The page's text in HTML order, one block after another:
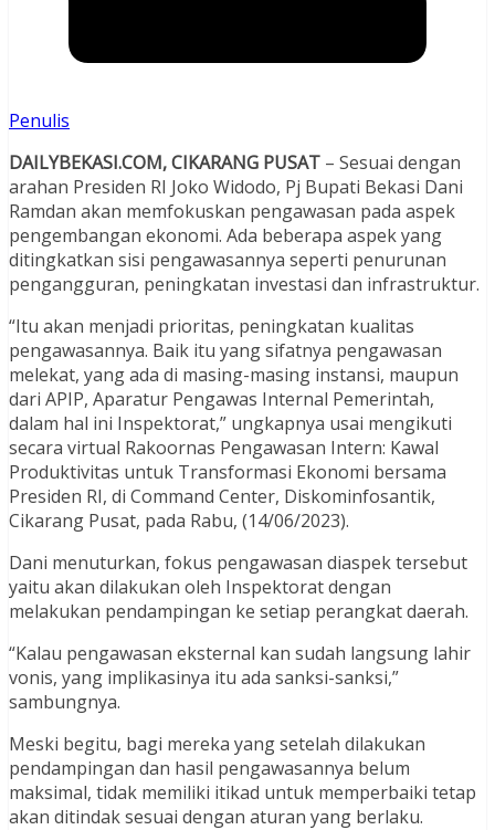
Penulis
DAILYBEKASI.COM, CIKARANG PUSAT – Sesuai dengan
arahan Presiden RI Joko Widodo, Pj Bupati Bekasi Dani
Ramdan akan memfokuskan pengawasan pada aspek
pengembangan ekonomi. Ada beberapa aspek yang
ditingkatkan sisi pengawasannya seperti penurunan
pengangguran, peningkatan investasi dan infrastruktur.
“Itu akan menjadi prioritas, peningkatan kualitas
pengawasannya. Baik itu yang sifatnya pengawasan
melekat, yang ada di masing-masing instansi, maupun
dari APIP, Aparatur Pengawas Internal Pemerintah,
dalam hal ini Inspektorat,” ungkapnya usai mengikuti
secara virtual Rakoornas Pengawasan Intern: Kawal
Produktivitas untuk Transformasi Ekonomi bersama
Presiden RI, di Command Center, Diskominfosantik,
Cikarang Pusat, pada Rabu, (14/06/2023).
Dani menuturkan, fokus pengawasan diaspek tersebut
yaitu akan dilakukan oleh Inspektorat dengan
melakukan pendampingan ke setiap perangkat daerah.
“Kalau pengawasan eksternal kan sudah langsung lahir
vonis, yang implikasinya itu ada sanksi-sanksi,”
sambungnya.
Meski begitu, bagi mereka yang setelah dilakukan
pendampingan dan hasil pengawasannya belum
maksimal, tidak memiliki itikad untuk memperbaiki tetap
akan ditindak sesuai dengan aturan yang berlaku.